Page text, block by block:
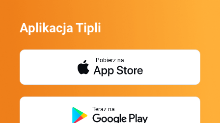
Aplikacja Tipli
Pobierz na
Teraz na